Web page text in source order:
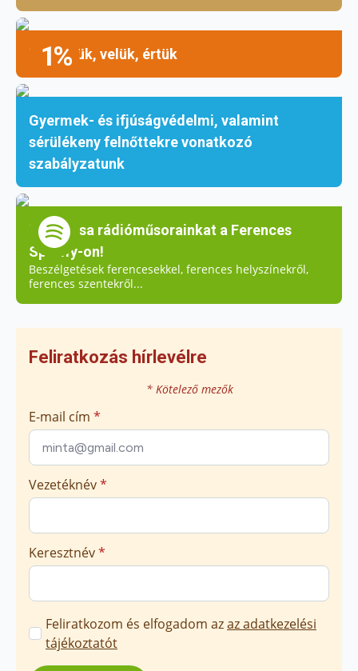
1%
Mellettük, velük, értük
Gyermek- és ifjúságvédelmi, valamint
sérülékeny felnőttekre vonatkozó
szabályzatunk
Hallgassa rádióműsorainkat a Ferences
Spotify-on!
Beszélgetések ferencesekkel, ferences helyszínekről,
ferences szentekről...
Feliratkozás hírlevélre
* Kötelező mezők
E-mail cím *
Vezetéknév*
Keresztnév*
Marketing
üzenetek
jóváhagyása
Feliratkozom és elfogadom azaz adatkezelési
tájékoztatót